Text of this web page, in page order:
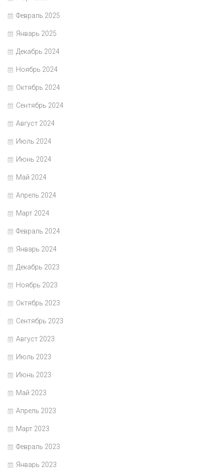
Февраль 2025
Январь 2025
Декабрь 2024
Ноябрь 2024
Октябрь 2024
Сентябрь 2024
Август 2024
Июль 2024
Июнь 2024
Май 2024
Апрель 2024
Март 2024
Февраль 2024
Январь 2024
Декабрь 2023
Ноябрь 2023
Октябрь 2023
Сентябрь 2023
Август 2023
Июль 2023
Июнь 2023
Май 2023
Апрель 2023
Март 2023
Февраль 2023
Январь 2023